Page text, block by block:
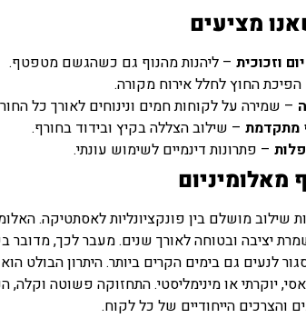
מציעים
וזכוכית – ליהנות מהנוף גם כשהגשם מטפטף.
הפיכת החוץ לחלל אירוח מקורה.
– שמירה על לקוחות חמים ונינוחים לאורך כל
מתקדמת – שילוב הצללה בקיץ ובידוד בחורף.
– פתרונות דינמיים לשימוש עונתי.
מאלומיניום
שילוב מושלם בין פונקציונליות לאסתטיקה.
יציבה ובטוחה לאורך שנים. מעבר לכך, מדובר
לנעים גם בימים הקרים ביותר. היתרון הבולט
יוקרתי או מינימליסטי. התחזוקה פשוטה
והצרכים הייחודיים של כל לקוח.